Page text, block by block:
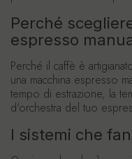
Perché
espresso
Perché il caffè è
una macchina espresso
tempo di estrazione, la
d'orchestra del tuo
I sistemi che